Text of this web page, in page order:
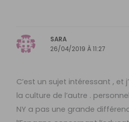
SARA
26/04/2019 À 11:27
C’est un sujet intéressant , et
la culture de l’autre .
NY a pas une grande